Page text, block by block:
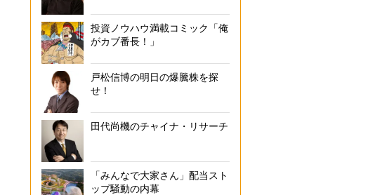
投資ノウハウ満載コミック「俺
がカブ番長！」
戸松信博の明日の爆騰株を探
せ！
田代尚機のチャイナ・リサーチ
「みんなで大家さん」配当スト
ップ騒動の内幕